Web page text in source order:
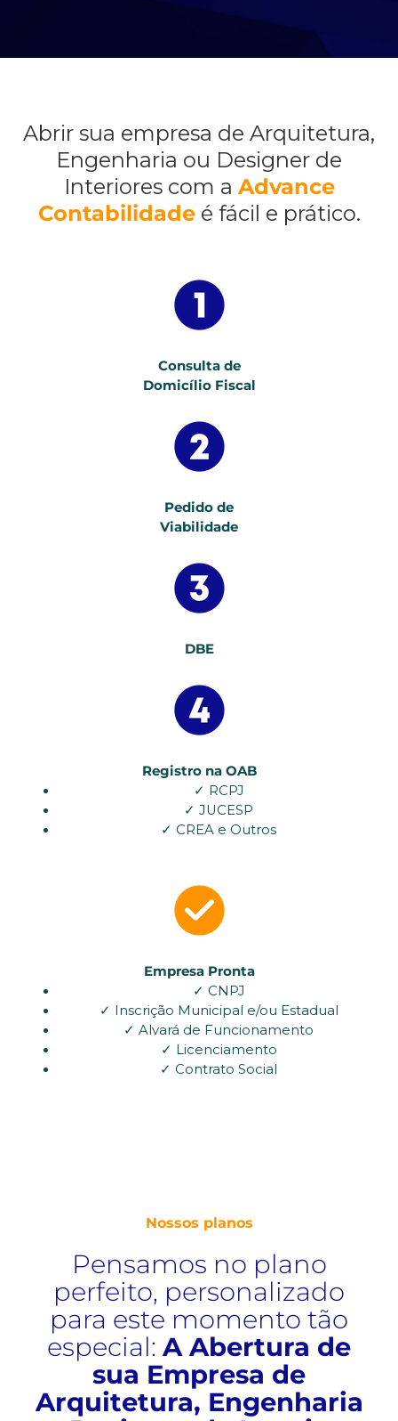
Abrir sua empresa de Arquitetura,
Engenharia ou Designer de
Interiores com a Advance
Contabilidadeé fácil e prático.
Consulta de
Domicílio Fiscal
Pedido de
Viabilidade
DBE
Registro na OAB
✓ RCPJ
✓ JUCESP
✓ CREA e Outros
Empresa Pronta
✓ CNPJ
✓ Inscrição Municipal e/ou Estadual
✓ Alvará de Funcionamento
✓ Licenciamento
✓ Contrato Social
Nossos planos
Pensamos no plano
perfeito, personalizado
para este momento tão
especial: A Abertura de
sua Empresa de
Arquitetura, Engenharia